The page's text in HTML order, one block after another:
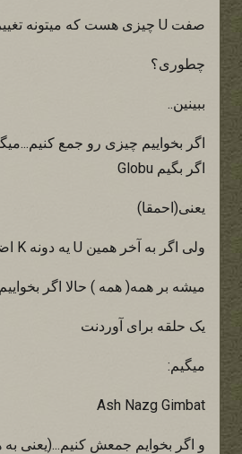
صفت U چیزی هست که میتونه تغییر معنی هم بده...
چطوری؟
ببینین..
اگر بگیم Globu
یعنی(احمقا)
ولی اگر به آخر همین U یه دونه K اضافه کنیم...
میشه بر همه( همه ) حالا اگر
یک حلقه برای آوردنت
میگیم:
Ash Nazg Gimbat
و اگر بخوایم جمعش کنیم...(یعنی